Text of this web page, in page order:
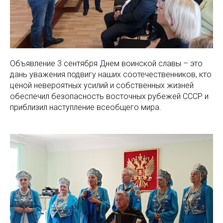
Объявление 3 сентября Днем воинской славы – это
дань уважения подвигу наших соотечественников, кто
ценой невероятных усилий и собственных жизней
обеспечил безопасность восточных рубежей СССР и
приблизил наступление всеобщего мира.